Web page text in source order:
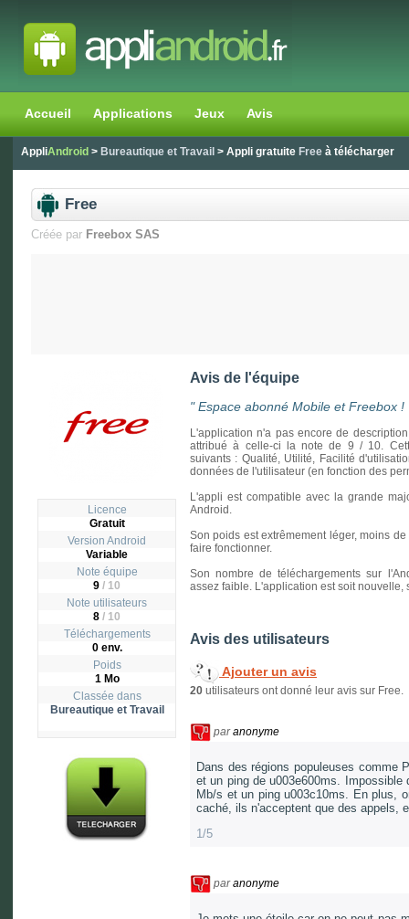
Accueil Applications Jeux Avis
AppliAndroid > Bureautique et Travail > Appli gratuite Free à télécharger
Free
Créée par Freebox SAS
Licence
Gratuit
Version Android
Variable
Note équipe
9 / 10
Note utilisateurs
8 / 10
Téléchargements
0 env.
Poids
1 Mo
Classée dans
Bureautique et Travail
Avis de l'équipe
"Espace abonné Mobile et Freebox !
L'application n'a pas encore de
attribué à celle-ci la note de 9 / 10.
suivants : Qualité, Utilité, Facilité
données de l'utilisateur (en fonction des
L'appli est compatible avec la grande
Android.
Son poids est extrêmement léger, moins
faire fonctionner.
Son nombre de téléchargements sur
assez faible. L'application est soit
Avis des utilisateurs
Ajouter un avis
20 utilisateurs ont donné leur avis sur Free.
paranonyme
Dans des régions populeuses comme
et un ping de u003e600ms.
Mb/s et un ping u003c10ms. En plus,
caché, ils n'acceptent que des appels,
1/5
paranonyme